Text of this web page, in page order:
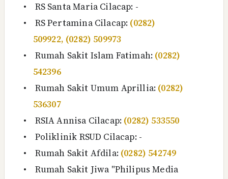
•
RS Santa Maria Cilacap: -
•
RS Pertamina Cilacap: (0282)
509922, (0282) 509973
•
Rumah Sakit Islam Fatimah: (0282)
542396
•
Rumah Sakit Umum Aprillia: (0282)
536307
•
RSIA Annisa Cilacap: (0282) 533550
•
Poliklinik RSUD Cilacap: -
•
Rumah Sakit Afdila: (0282) 542749
•
Rumah Sakit Jiwa "Philipus Media